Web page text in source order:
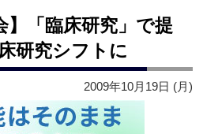
】「臨床研究」で提
研究シフトに
2009年10月19日 (月)